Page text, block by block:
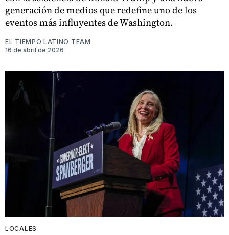
generación de medios que redefine uno de los
eventos más influyentes de Washington.
EL TIEMPO LATINO TEAM
16 de abril de 2026
LOCALES